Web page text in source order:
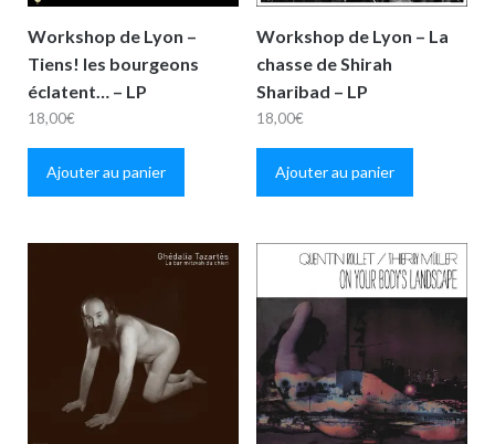
Workshop de Lyon –
Tiens! les bourgeons
éclatent… – LP
18,00€
Ajouter au panier
Workshop de Lyon – La
chasse de Shirah
Sharibad – LP
18,00€
Ajouter au panier